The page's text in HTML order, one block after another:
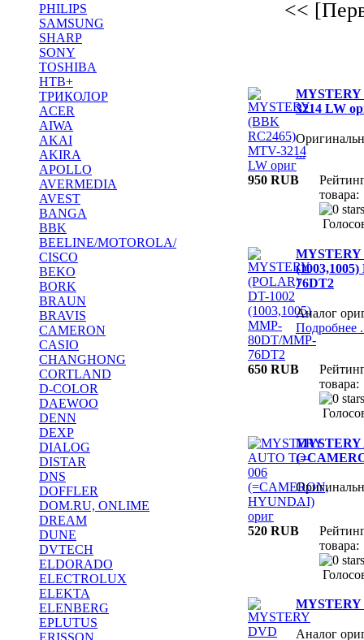
PHILIPS
SAMSUNG
SHARP
SONY
TOSHIBA
НТВ+
ТРИКОЛОР
ACER
AIWA
AKAI
AKIRA
APOLLO
AVERMEDIA
AVEST
BANGA
BBK
BEELINE/MOTOROLA/
CISCO
BEKO
BORK
BRAUN
BRAVIS
CAMERON
CASIO
CHANGHONG
CORTLAND
D-COLOR
DAEWOO
DENN
DEXP
DIALOG
DISTAR
DNS
DOFFLER
DOM.RU, ONLIME
DREAM
DUNE
DVTECH
ELDORADO
ELECTROLUX
ELEKTA
ELENBERG
EPLUTUS
ERISSON
<<
MYSTERY
3214 LW
...
950 RUB
товара:
MYSTERY
76DT2
Аналог
Подробнее
650 RUB
товара:
MYSTERY
...
520 RUB
товара:
MYSTERY
Аналог